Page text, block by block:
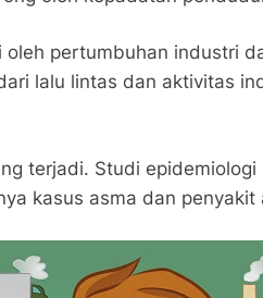
pertumbuhan industri
lalu lintas dan aktivitas
terjadi. Studi
kasus asma dan